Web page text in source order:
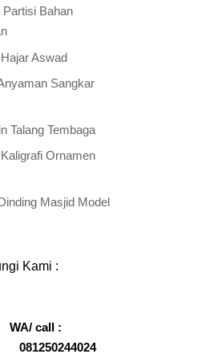
Bahan
Aswad
Sangkar
Talang Tembaga
Ornamen
Masjid Model
Kami :
call :
081250244024